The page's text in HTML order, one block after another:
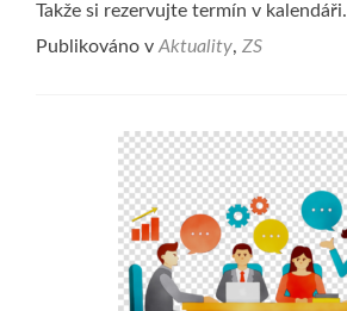
Takže si rezervujte termín v kalendáři.
Publikováno v Aktuality, ZS